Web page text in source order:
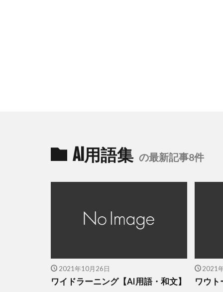
AI用語集 の最新記事8件
2021年10月26日
ワイドラーニング【AI用語・和文】
2021
ワウト